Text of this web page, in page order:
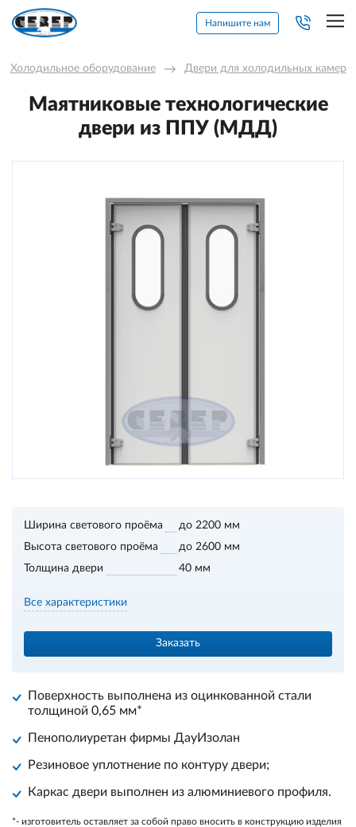
Напишите нам
Холодильное оборудование → Двери для холодильных камер
Маятниковые технологические
двери из ППУ (МДД)
Ширина светового проёма
до 2200 мм
Высота светового проёма
до 2600 мм
Толщина двери
40 мм
Все характеристики
Заказать
Поверхность выполнена из оцинкованной стали
толщиной 0,65 мм*
Пенополиуретан фирмы ДауИзолан
Резиновое уплотнение по контуру двери;
Каркас двери выполнен из алюминиевого профиля.
*- изготовитель оставляет за собой право вносить в конструкцию изделия